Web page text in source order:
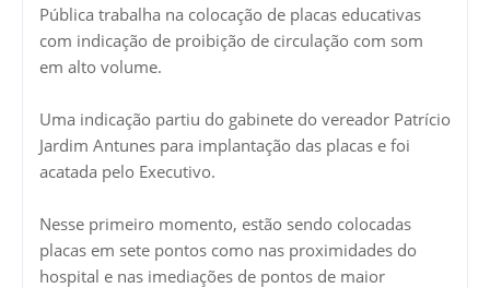
Pública trabalha na colocação de placas educativas
com indicação de proibição de circulação com som
em alto volume.
Uma indicação partiu do gabinete do vereador Patrício
Jardim Antunes para implantação das placas e foi
acatada pelo Executivo.
Nesse primeiro momento, estão sendo colocadas
placas em sete pontos como nas proximidades do
hospital e nas imediações de pontos de maior